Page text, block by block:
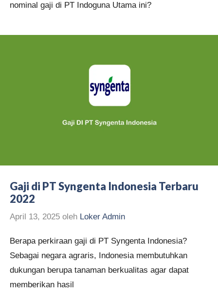
nominal gaji di PT Indoguna Utama ini?
Gaji di PT Syngenta Indonesia Terbaru
2022
April 13, 2025 oleh Loker Admin
Berapa perkiraan gaji di PT Syngenta Indonesia?
Sebagai negara agraris, Indonesia membutuhkan
dukungan berupa tanaman berkualitas agar dapat
memberikan hasil